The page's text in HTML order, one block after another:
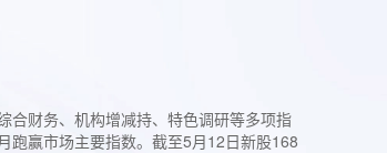
合财务、机构增减持、特色调研等多项指
跑赢市场主要指数。截至5月12日新股168